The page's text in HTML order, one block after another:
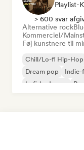
Playlist-
> 600 svar
Alternative rock
Kommerciel/
Føj kunstnere til
Chill/Lo-fi Hip-Hop
Dream pop
Lofi-bedroom